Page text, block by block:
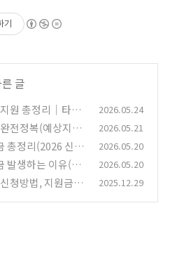
기
글
원 총정리｜타지
까지
(0)
2026.05.24
전정복(예상지원
2026.05.21
총정리(2026 신청
(0)
2026.05.20
발생하는 이유(계
세요)
2026.05.20
청방법, 지원금액 2025.12.29